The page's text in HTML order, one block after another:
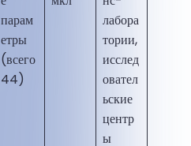
парам
етры
(всего
44)
лабора
тории,
исслед
овател
ьские
центр
ы